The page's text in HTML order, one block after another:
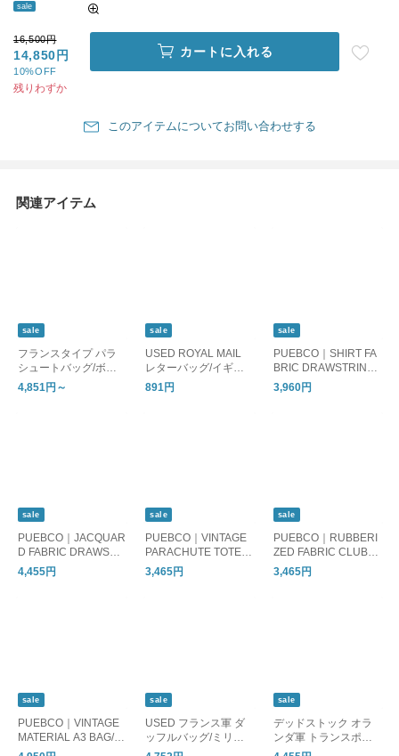
sale
16,500円
14,850円
10%OFF
残りわずか
カートに入れる
このアイテムについてお問い合わせする
関連アイテム
sale
フランスタイプ パラ
シュートバッグ/ボス
トンバッグ
4,851円～
sale
USED ROYAL MAIL
レターバッグ/イギリ
ス ロイヤルメール ポ
ーチ A4
891円
sale
PUEBCO｜SHIRT FA
BRIC DRAWSTRING
BAG/巾着バッグ スト
ライプ
3,960円
sale
PUEBCO｜JACQUAR
D FABRIC DRAWSTR
ING BAG ジャカード
ファブリックドロース
4,455円
sale
PUEBCO｜VINTAGE
PARACHUTE TOTE B
AG/トートバッグ
3,465円
sale
PUEBCO｜RUBBERI
ZED FABRIC CLUBH
OUSE SHOE BAG ラ
バライズド ファブリ
3,465円
sale
PUEBCO｜VINTAGE
MATERIAL A3 BAG/ト
ートバッグ
sale
USED フランス軍 ダ
ッフルバッグ/ミリタ
リー
sale
デッドストック オラ
ンダ軍 トランスポー
トキャリングバッグ